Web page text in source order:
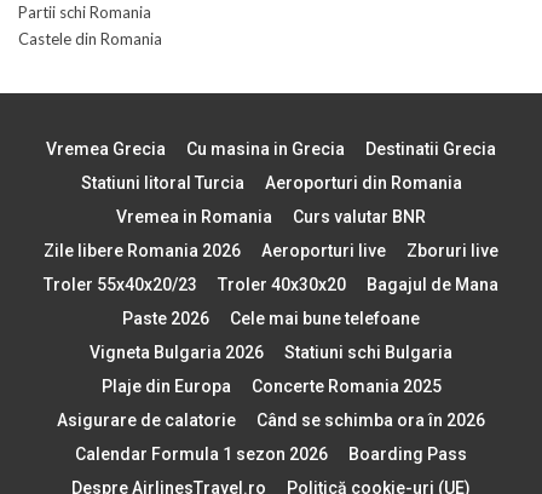
Partii schi Romania
Castele din Romania
Vremea Grecia Cu masina in Grecia
Destinatii Grecia
Statiuni litoral Turcia
Aeroporturi din Romania
Vremea in Romania
Curs valutar BNR
Zile libere Romania 2026
Aeroporturi live
Zboruri live
Troler 55x40x20/23
Troler 40x30x20
Bagajul de Mana
Paste 2026
Cele mai bune telefoane
Vigneta Bulgaria 2026
Statiuni schi Bulgaria
Plaje din Europa
Concerte Romania 2025
Asigurare de calatorie
Când se schimba ora în 2026
Calendar Formula 1 sezon 2026
Boarding Pass
Despre AirlinesTravel.ro
Politică cookie-uri (UE)